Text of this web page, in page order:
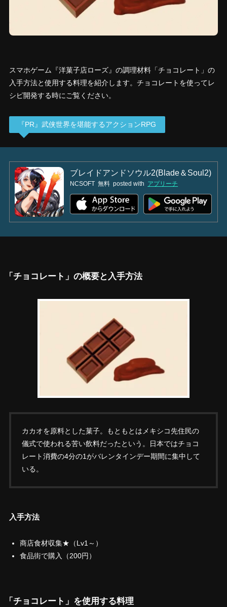
スマホゲーム『洋菓子店ローズ』の調理材料「チョコレート」の
入手方法と使用する料理を紹介します。チョコレートを使ってレ
シピ開発する時にご覧ください。
『PR』武侠世界を堪能するアクションRPG
ブレイドアンドソウル2(Blade＆Soul2)
NCSOFT 無料 posted with アプリーチ
「チョコレート」の概要と入手方法
カカオを原料とした菓子。もともとはメキシコ先住民の
儀式で使われる苦い飲料だったという。日本ではチョコ
レート消費の4分の1がバレンタインデー期間に集中して
いる。
入手方法
商店食材収集★（Lv1～）
食品街で購入（200円）
「チョコレート」を使用する料理